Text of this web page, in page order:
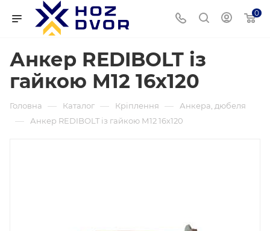
0
Анкер REDIBOLT із
гайкою М12 16х120
Головна — Каталог — Кріплення — Анкера, дюбеля
— Анкер REDIBOLT із гайкою М12 16х120